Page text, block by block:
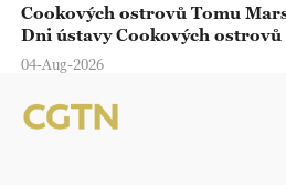
Cookových ostrovů Tomu
Dni ústavy Cookových ostrovů
04-Aug-2026